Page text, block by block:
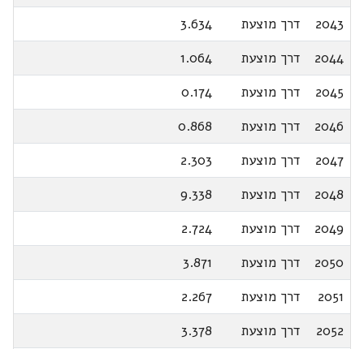
2043
דרך מוצעת
3.634
2044
דרך מוצעת
1.064
2045
דרך מוצעת
0.174
2046
דרך מוצעת
0.868
2047
דרך מוצעת
2.303
2048
דרך מוצעת
9.338
2049
דרך מוצעת
2.724
2050
דרך מוצעת
3.871
2051
דרך מוצעת
2.267
2052
דרך מוצעת
3.378